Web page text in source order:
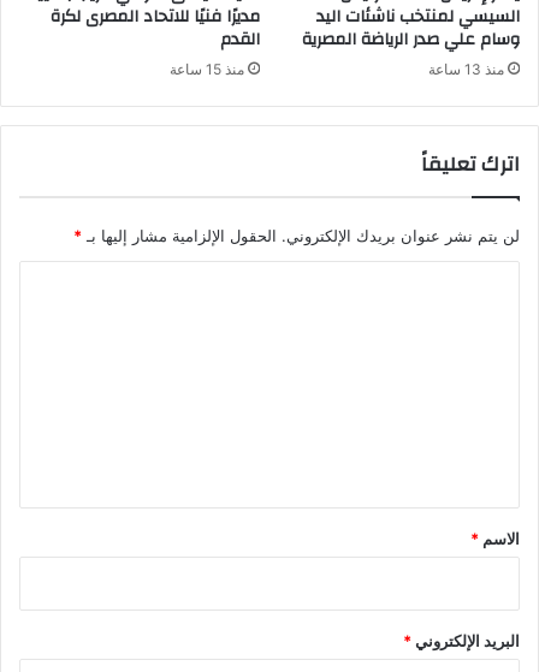
السيسي لمنتخب ناشئات اليد
وسام علي صدر الرياضة المصرية
منذ 13 ساعة
مديرًا فنيًا للاتحاد المصرى لكرة
القدم
منذ 15 ساعة
اترك تعليقاً
لن يتم نشر عنوان بريدك الإلكتروني. الحقول الإلزامية مشار إليها بـ *
*
الاسم *
البريد الإلكتروني*